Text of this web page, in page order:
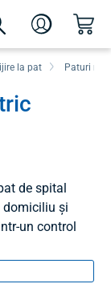
la pat Paturi
de spital
domiciliu și
un control